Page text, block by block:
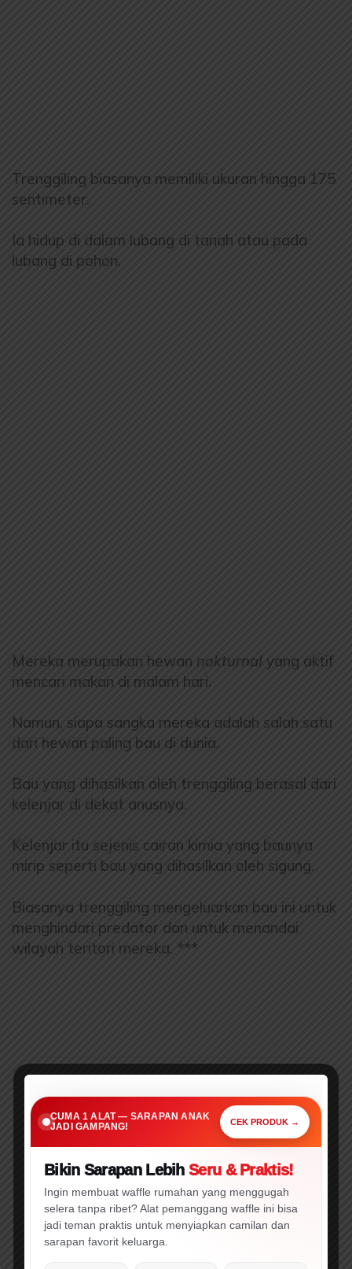
Trenggiling biasanya memiliki ukuran hingga 175
sentimeter.
Ia hidup di dalam lubang di tanah atau pada
lubang di pohon.
Mereka merupakan hewan nokturnal yang aktif
mencari makan di malam hari.
Namun, siapa sangka mereka adalah salah satu
dari hewan paling bau di dunia.
Bau yang dihasilkan oleh trenggiling berasal dari
kelenjar di dekat anusnya.
Kelenjar itu sejenis cairan kimia yang baunya
mirip seperti bau yang dihasilkan oleh sigung.
Biasanya trenggiling mengeluarkan bau ini untuk
menghindari predator dan untuk menandai
wilayah teritori mereka. ***
CUMA 1 ALAT — SARAPAN ANAK
JADI GAMPANG!
CEK PRODUK →
🔥 WAJIB CEK! ⚡ PROMO
Cuma 1 Alat Ini,
Sarapan Anak Jadi Gampang!
Bikin Sarapan LebihSeru & Praktis!
Ingin membuat waffle rumahan yang menggugah
selera tanpa ribet? Alat pemanggang waffle ini bisa
jadi teman praktis untuk menyiapkan camilan dan
sarapan favorit keluarga.